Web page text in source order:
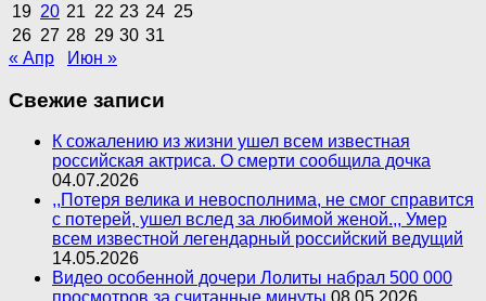
19 20 21 22 23 24 25
26 27 28 29 30 31
« Апр
Июн »
Свежие записи
К сожалению из жизни ушел всем известная
российская актриса. О смерти сообщила дочка
04.07.2026
,,Потеря велика и невосполнима, не смог справится
с потерей, ушел вслед за любимой женой.,, Умер
всем известной легендарный российский ведущий
14.05.2026
Видео особенной дочери Лолиты набрал 500 000